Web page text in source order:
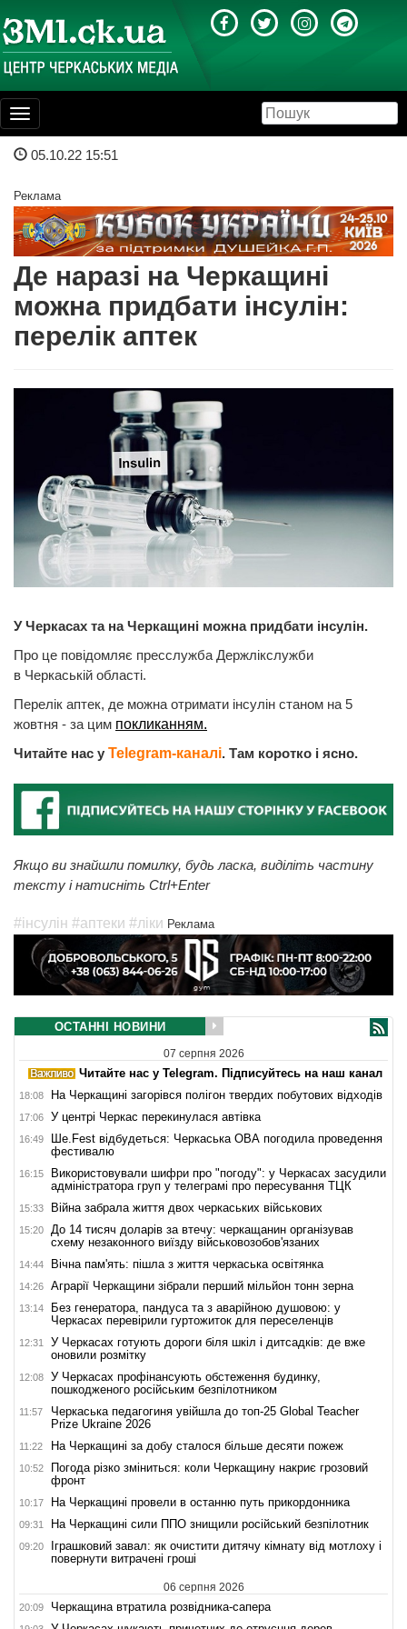
Toggle
navigation
05.10.22 15:51
Реклама
Де наразі на Черкащині
можна придбати інсулін:
перелік аптек
У Черкасах та на Черкащині можна придбати інсулін.
Про це повідомляє пресслужба Держлікслужби
в Черкаській області.
Перелік аптек, де можна отримати інсулін станом на 5
жовтня - за цим покликанням.
Читайте нас у Telegram-каналі. Там коротко і ясно.
Якщо ви знайшли помилку, будь ласка, виділіть частину
тексту і натисніть Ctrl+Enter
#інсулін #аптеки #ліки Реклама
ОСТАННІ НОВИНИ
07 серпня 2026
Читайте нас у Telegram. Підписуйтесь на наш канал
18:08 На Черкащині загорівся полігон твердих побутових відходів
17:06 У центрі Черкас перекинулася автівка
16:49
Ше.Fest відбудеться: Черкаська ОВА погодила проведення
фестивалю
16:15
Використовували шифри про "погоду": у Черкасах засудили
адміністратора груп у телеграмі про пересування ТЦК
15:33 Війна забрала життя двох черкаських військових
15:20
До 14 тисяч доларів за втечу: черкащанин організував
схему незаконного виїзду військовозобов'язаних
14:44 Вічна пам'ять: пішла з життя черкаська освітянка
14:26 Аграрії Черкащини зібрали перший мільйон тонн зерна
13:14
Без генератора, пандуса та з аварійною душовою: у
Черкасах перевірили гуртожиток для переселенців
12:31
У Черкасах готують дороги біля шкіл і дитсадків: де вже
оновили розмітку
12:08
У Черкасах профінансують обстеження будинку,
пошкодженого російським безпілотником
11:57
Черкаська педагогиня увійшла до топ-25 Global Teacher
Prize Ukraine 2026
11:22 На Черкащині за добу сталося більше десяти пожеж
10:52
Погода різко зміниться: коли Черкащину накриє грозовий
фронт
10:17 На Черкащині провели в останню путь прикордонника
09:31 На Черкащині сили ППО знищили російський безпілотник
09:20
Іграшковий завал: як очистити дитячу кімнату від мотлоху і
повернути витрачені гроші
06 серпня 2026
20:09 Черкащина втратила розвідника-сапера